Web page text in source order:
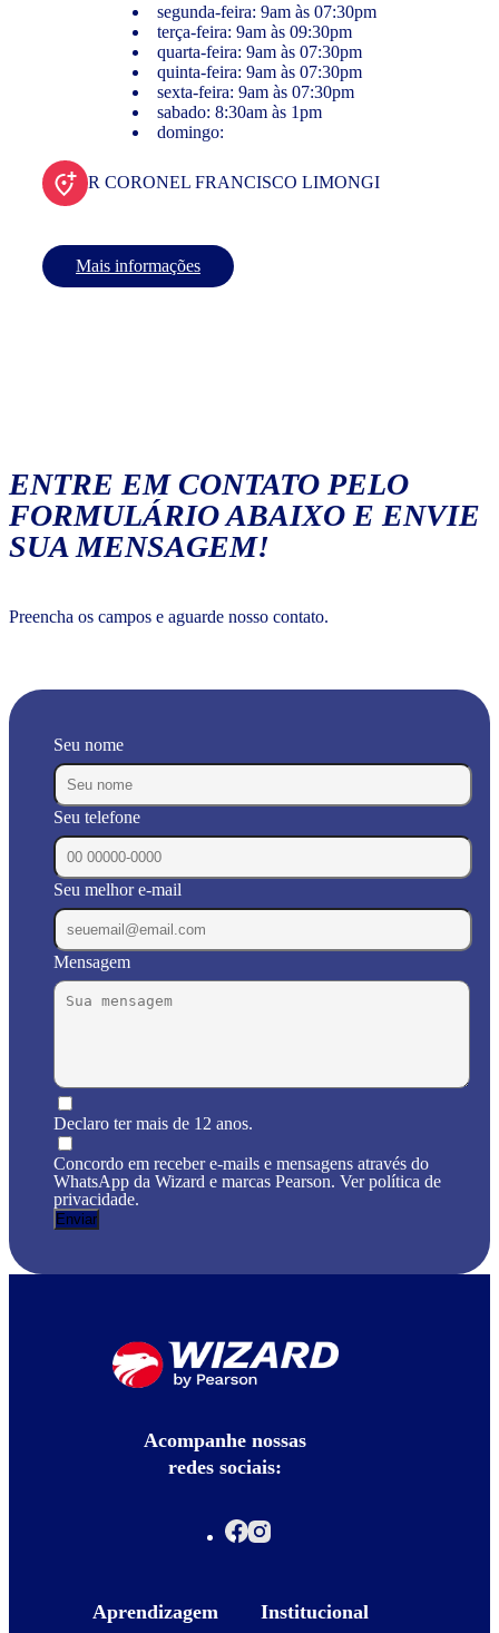
segunda-feira: 9am às 07:30pm
terça-feira: 9am às 09:30pm
quarta-feira: 9am às 07:30pm
quinta-feira: 9am às 07:30pm
sexta-feira: 9am às 07:30pm
sabado: 8:30am às 1pm
domingo:
R CORONEL FRANCISCO LIMONGI
Mais informações
ENTRE EM CONTATO PELO
FORMULÁRIO ABAIXO E ENVIE
SUA MENSAGEM!
Preencha os campos e aguarde nosso contato.
Seu nome
Seu telefone
Seu melhor e-mail
Mensagem
Declaro ter mais de 12 anos.
Concordo em receber e-mails e mensagens através do
WhatsApp da Wizard e marcas Pearson. Ver política de
privacidade.
Acompanhe nossas
redes sociais:
Aprendizagem Institucional